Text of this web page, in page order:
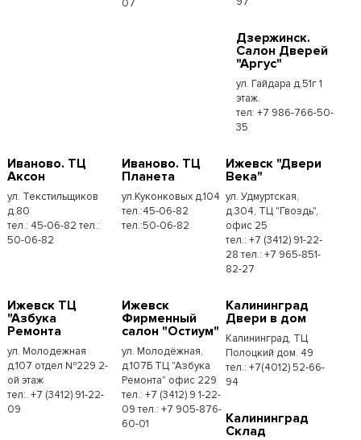
07
Дзержинск.
Салон Дверей
"Аргус"
ул. Гайдара д.51г 1
этаж.
тел: +7 986-766-50-
35
Иваново. ТЦ
Аксон
ул. Текстильщиков
д.80
тел.: 45-06-82 тел.:
50-06-82
Иваново. ТЦ
Планета
ул.Куконковых д.104
тел.:45-06-82
тел.:50-06-82
Ижевск "Двери
Века"
ул. Удмуртская,
д.304, ТЦ "Гвоздь",
офис 25
тел.: +7 (3412) 91-22-
28 тел.: +7 965-851-
82-27
Ижевск ТЦ
"Азбука
Ремонта
ул. Молодежная
д.107 отдел №229 2-
ой этаж
тел:. +7 (3412) 91-22-
09
Ижевск
Фирменный
салон "Остиум"
ул. Молодёжная,
д.107Б ТЦ "Азбука
Ремонта" офис 229
тел.: +7 (3412) 9 1-22-
09 тел.: +7 905-876-
60-01
Калининград
Двери в дом
Калининград, ТЦ
Полоцкий дом. 49
тел.: +7(4012) 52-66-
94
Калининград
Склад